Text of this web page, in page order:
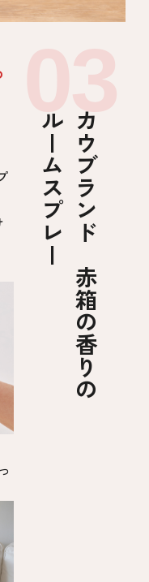
カウブランド 赤箱の香りの
ルームスプレー